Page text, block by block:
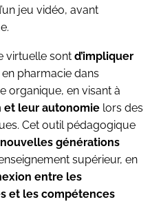
jeu vidéo, avant
virtuelle sont d’impliquer
en pharmacie dans
organique, en visant à
et leur autonomie lors des
Cet outil pédagogique
générations
supérieur, en
entre les
et les compétences